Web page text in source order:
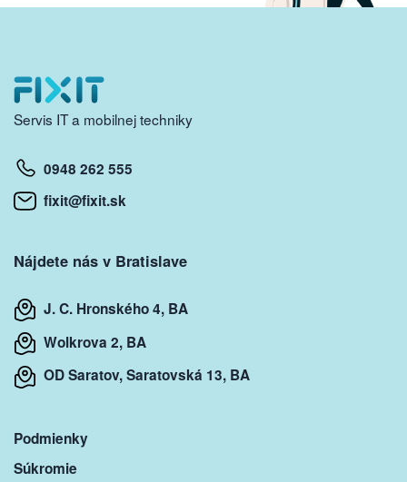
Servis IT a mobilnej techniky
0948 262 555
fixit@fixit.sk
Nájdete nás v Bratislave
J. C. Hronského 4, BA
Wolkrova 2, BA
OD Saratov, Saratovská 13, BA
Podmienky
Súkromie